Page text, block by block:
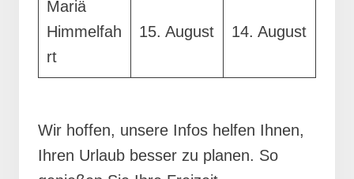
Mariä
Himmelfah
rt
15. August 14. August
Wir hoffen, unsere Infos helfen Ihnen,
Ihren Urlaub besser zu planen. So